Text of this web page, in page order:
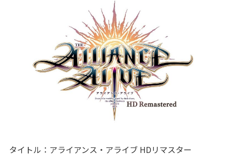
タイトル：アライアンス・アライブ HDリマスター